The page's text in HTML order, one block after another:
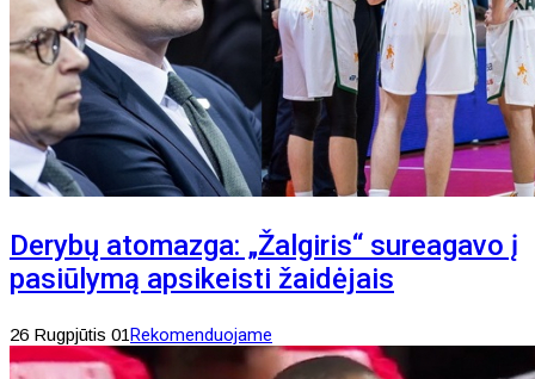
Derybų atomazga: „Žalgiris“ sureagavo į
pasiūlymą apsikeisti žaidėjais
26 Rugpjūtis 01Rekomenduojame